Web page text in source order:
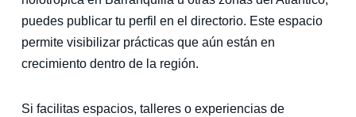
puedes publicar tu perfil en el directorio. Este espacio
permite visibilizar prácticas que aún están en
crecimiento dentro de la región.
Si facilitas espacios, talleres o experiencias de